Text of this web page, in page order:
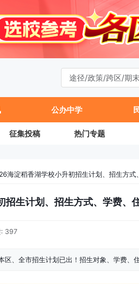
公办中学
征集投稿 热门专题
招生计划、招生方式、学费、
: 397
、全市招生计划已出！招生对象、学费、